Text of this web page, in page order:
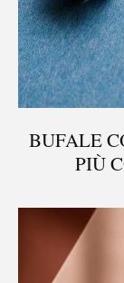
BUFALE
PIÙ